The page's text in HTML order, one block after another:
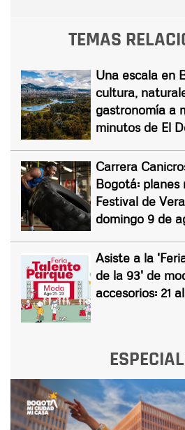
TEMAS
Una escala en
cultura,
gastronomía a
minutos de El
Carrera
Bogotá: planes
Festival de
domingo 9 de
Asiste a la
de la 93' de
accesorios: 21